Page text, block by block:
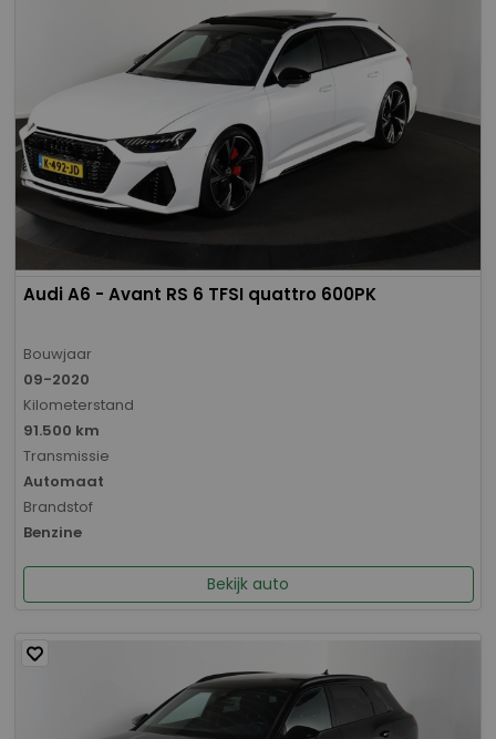
Audi A6 - Avant RS 6 TFSI quattro 600PK
Bouwjaar
09-2020
Kilometerstand
91.500 km
Transmissie
Automaat
Brandstof
Benzine
Bekijk auto